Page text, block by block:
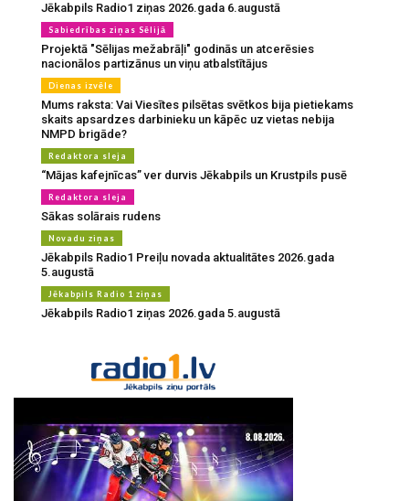
Jēkabpils Radio1 ziņas 2026.gada 6.augustā
Sabiedrības ziņas Sēlijā
Projektā "Sēlijas mežabrāļi" godinās un atcerēsies
nacionālos partizānus un viņu atbalstītājus
Dienas izvēle
Mums raksta: Vai Viesītes pilsētas svētkos bija pietiekams
skaits apsardzes darbinieku un kāpēc uz vietas nebija
NMPD brigāde?
Redaktora sleja
“Mājas kafejnīcas” ver durvis Jēkabpils un Krustpils pusē
Redaktora sleja
Sākas solārais rudens
Novadu ziņas
Jēkabpils Radio1 Preiļu novada aktualitātes 2026.gada
5.augustā
Jēkabpils Radio 1 ziņas
Jēkabpils Radio1 ziņas 2026.gada 5.augustā